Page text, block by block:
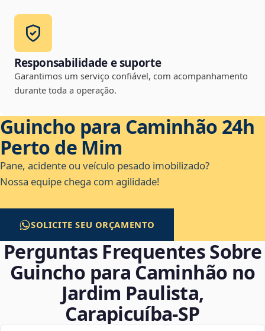
Responsabilidade e suporte
Garantimos um serviço confiável, com acompanhamento
durante toda a operação.
Guincho para Caminhão 24h
Perto de Mim
Pane, acidente ou veículo pesado imobilizado?
Nossa equipe chega com agilidade!
SOLICITE SEU ORÇAMENTO
Perguntas Frequentes Sobre
Guincho para Caminhão no
Jardim Paulista,
Carapicuíba‑SP